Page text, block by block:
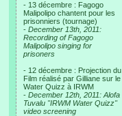
- 13 décembre : Fagogo
Malipolipo chantent pour les
prisonniers (tournage)
- December 13th, 2011:
Recording of Fagogo
Malipolipo singing for
prisoners
- 12 décembre : Projection du
Film réalisé par Gilliane sur le
Water Quizz à IRWM
- December 12th, 2011: Alofa
Tuvalu "IRWM Water Quizz"
video screening